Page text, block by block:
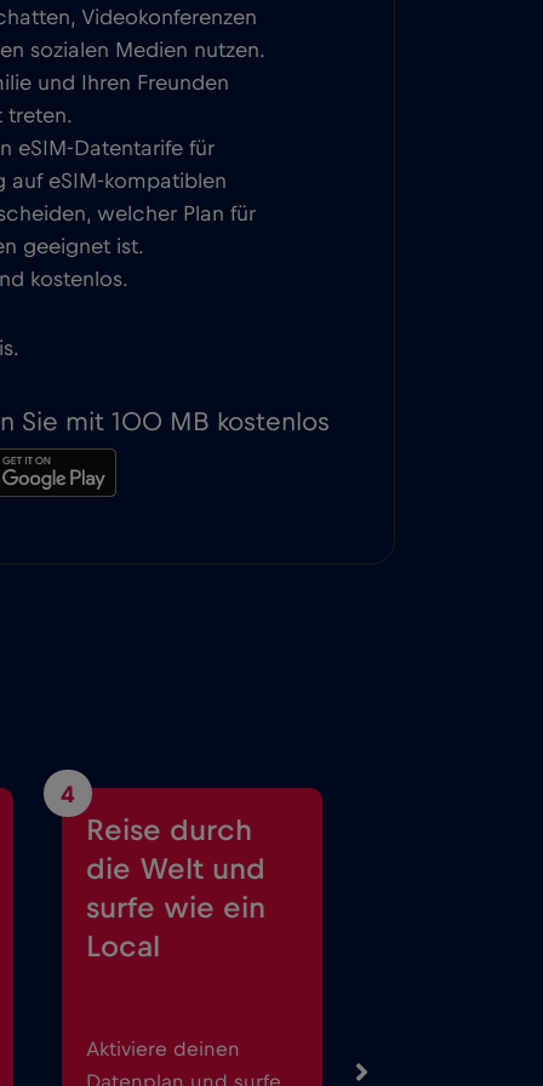
Videokonferenzen
sozialen Medien nutzen.
und Ihren Freunden
treten.
eSIM-Datentarife für
auf eSIM-kompatiblen
welcher Plan für
geeignet ist.
kostenlos.
Sie mit 100 MB kostenlos
4
Reise durch
die Welt und
surfe wie ein
Local
Aktiviere deinen
Datenplan und surfe